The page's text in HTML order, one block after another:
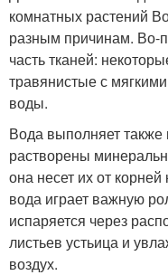
комнатных растений
разным причинам. Во-
часть тканей:
травянистые с
воды.
Вода выполняет
растворены
она несет их от
вода играет важную
испаряется через
листьев устьица и
воздух.